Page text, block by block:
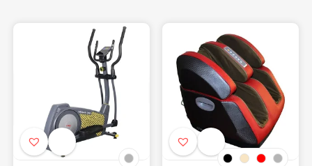
و با لوگو این شرکت به فروش می رسد. فروشگاه بزرگ
محصولات این کمپانی معتبر را در تهران و تمام نقاط ایران با
خدمات تخصصی به فروش می رساند. شما می توانید برای خرید
این برند و یا صدها برند معتبر دیگر به صورت آنلاین و یا حضوری از
فروشگاه ما اقدام به خرید نمایید. همچنین این امکان برای شما
فراهم است تا با تماس با ما از مشاوره رایگان متخصصین و
راهنمایی های آنها بهره برده و با آگاهی بیشتر اقدام به خرید